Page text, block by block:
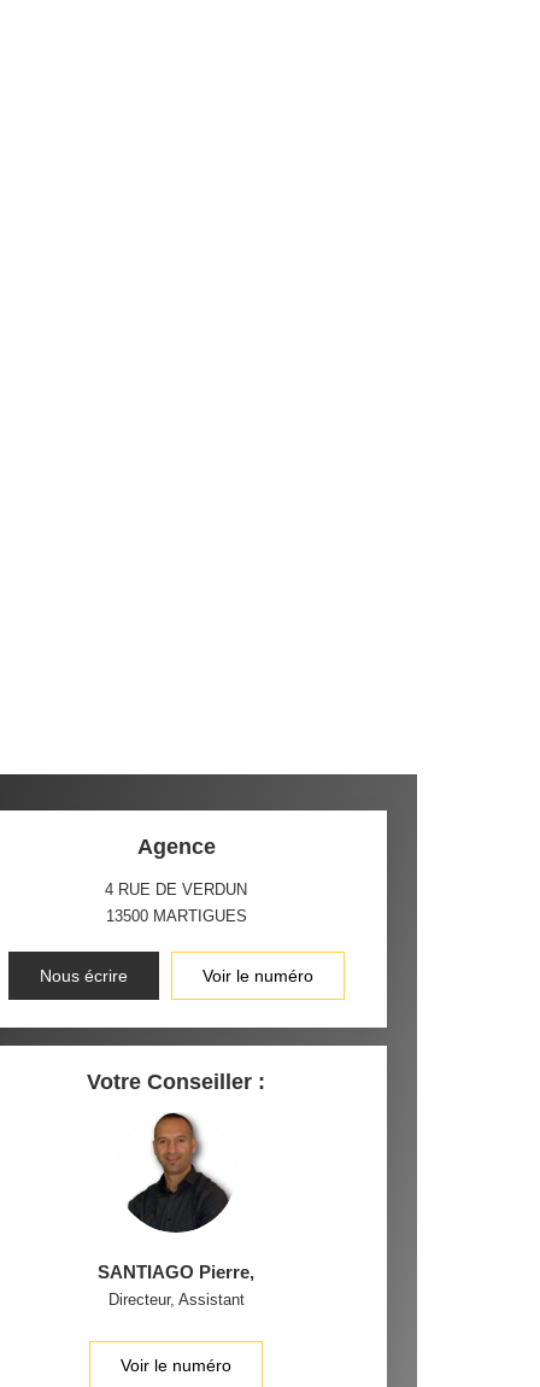
Agence
4 RUE DE VERDUN
13500 MARTIGUES
Nous écrire Voir le numéro
Votre Conseiller :
SANTIAGO Pierre,
Directeur, Assistant
Voir le numéro